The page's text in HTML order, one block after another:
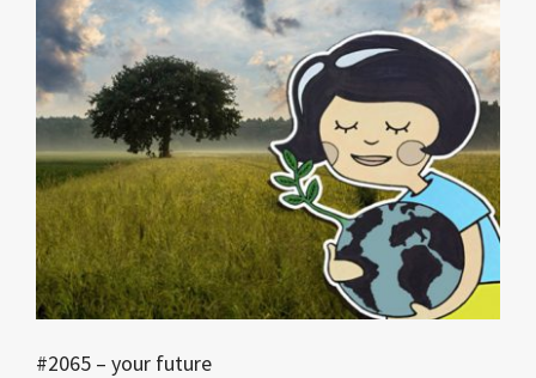
#2065 – your future